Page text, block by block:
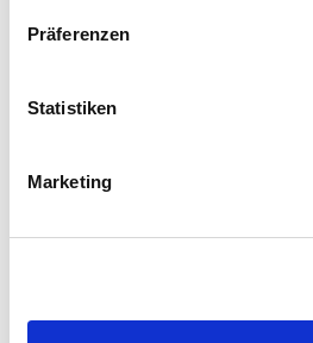
Präferenzen
Statistiken
Marketing